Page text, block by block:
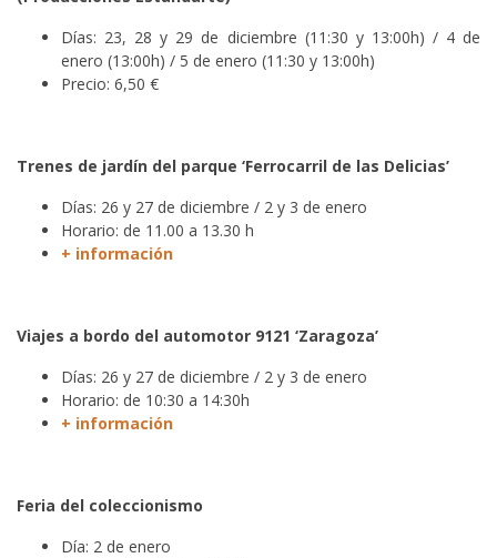
Días: 23, 28 y 29 de diciembre (11:30 y 13:00h) / 4 de
enero (13:00h) / 5 de enero (11:30 y 13:00h)
Precio: 6,50 €
Trenes de jardín del parque ‘Ferrocarril de las Delicias’
Días: 26 y 27 de diciembre / 2 y 3 de enero
Horario: de 11.00 a 13.30 h
+ información
Viajes a bordo del automotor 9121 ‘Zaragoza’
Días: 26 y 27 de diciembre / 2 y 3 de enero
Horario: de 10:30 a 14:30h
+ información
Feria del coleccionismo
Día: 2 de enero